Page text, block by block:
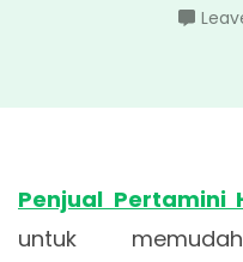
Penjual Pertamini
untuk